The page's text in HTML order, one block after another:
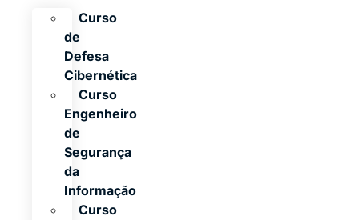
Curso
de
Defesa
Cibernética
Curso
Engenheiro
de
Segurança
da
Informação
Curso